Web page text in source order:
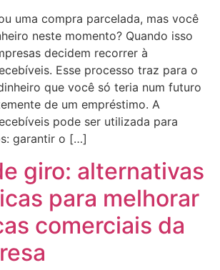
uma compra parcelada, mas você
neste momento? Quando isso
decidem recorrer à
Esse processo traz para o
que você só teria num futuro
de um empréstimo. A
pode ser utilizada para
garantir o […]
giro: alternativas
para melhorar
comerciais da